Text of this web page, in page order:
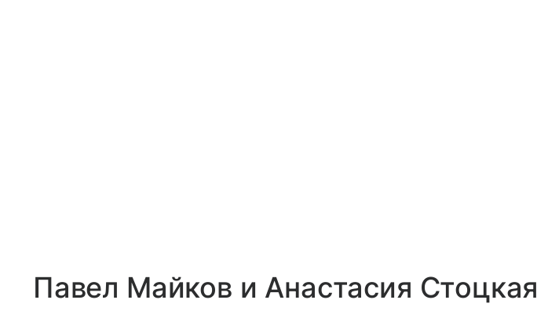
Павел Майков и Анастасия Стоцкая